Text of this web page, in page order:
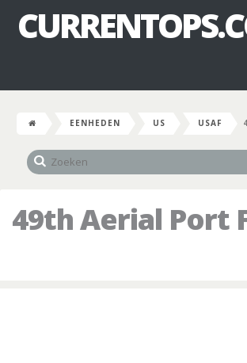
EENHEDEN US USAF
49th Aerial Port